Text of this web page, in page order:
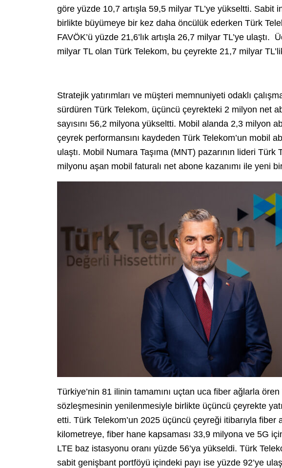
göre yüzde 10,7 artışla 59,5 milyar TL’ye yükseltti. Sabit
birlikte büyümeye bir kez daha öncülük ederken Türk
FAVÖK’ü yüzde 21,6’lık artışla 26,7 milyar TL’ye ulaştı.
milyar TL olan Türk Telekom, bu çeyrekte 21,7 milyar
Stratejik yatırımları ve müşteri memnuniyeti odaklı
sürdüren Türk Telekom, üçüncü çeyrekteki 2 milyon net
sayısını 56,2 milyona yükseltti. Mobil alanda 2,3 milyon
çeyrek performansını kaydeden Türk Telekom’un mobil
ulaştı. Mobil Numara Taşıma (MNT) pazarının lideri
milyonu aşan mobil faturalı net abone kazanımı ile yeni
Türkiye’nin 81 ilinin tamamını uçtan uca fiber ağlarla
sözleşmesinin yenilenmesiyle birlikte üçüncü çeyrekte
etti. Türk Telekom’un 2025 üçüncü çeyreği itibarıyla fiber
kilometreye, fiber hane kapsaması 33,9 milyona ve 5G
LTE baz istasyonu oranı yüzde 56’ya yükseldi. Türk
sabit genişbant portföyü içindeki payı ise yüzde 92’ye